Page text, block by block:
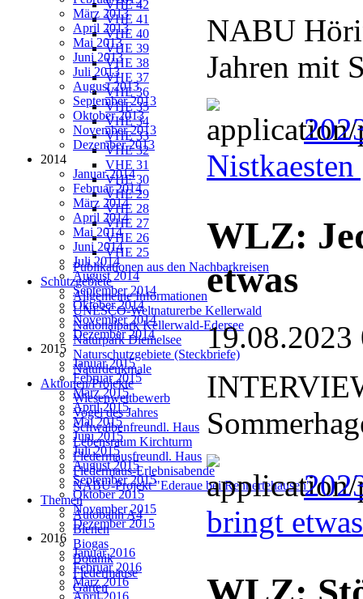
VHE 42
VHE 41
VHE 40
VHE 39
VHE 38
VHE 37
VHE 36
VHE 35
VHE 34
VHE 33
VHE 32
VHE 31
VHE 30
VHE 29
VHE 28
VHE 27
VHE 26
VHE 25
Publikationen aus den Nachbarkreisen
Schutzgebiete
Allgemeine Informationen
UNESCO-Weltnaturerbe Kellerwald
Nationalpark Kellerwald-Edersee
Naturpark Diemelsee
Naturschutzgebiete (Steckbriefe)
Naturdenkmale
Aktionen/Projekte
Wiesenwettbewerb
Vogel des Jahres
Schwalbenfreundl. Haus
Lebensraum Kirchturm
Fledermausfreundl. Haus
Fledermaus-Erlebnisabende
NABU-Projekt "Ederaue bei Rennertehausen"
Themen
Autobahn A4
Bienen
Biogas
Botanik
Fledermäuse
Garten
März 2013
April 2013
Mai 2013
Juni 2013
Juli 2013
August 2013
September 2013
Oktober 2013
November 2013
Dezember 2013
2014
Januar 2014
Februar 2014
März 2014
April 2014
Mai 2014
Juni 2014
Juli 2014
August 2014
September 2014
Oktober 2014
November 2014
Dezember 2014
2015
Januar 2015
Februar 2015
März 2015
April 2015
Mai 2015
Juni 2015
Juli 2015
August 2015
September 2015
Oktober 2015
November 2015
Dezember 2015
2016
Januar 2016
Februar 2016
März 2016
April 2016
NABU
Jahren mit
WLZ:
etwas
19.08.2023
bringt